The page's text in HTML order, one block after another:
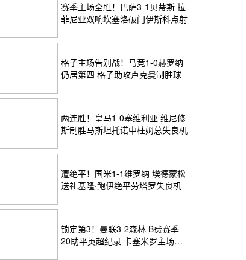
赛季主场全胜！巴萨3-1贝蒂斯 拉
菲尼亚双响坎塞洛破门伊斯科点射
格子主场告别战！马竞1-0赫罗纳
仍居第四 格子助攻卢克曼制胜球
两连胜！皇马1-0塞维利亚 维尼修
斯制胜马斯坦托诺中柱姆总失良机
遭绝平！国米1-1维罗纳 埃德蒙松
送礼基隆·鲍伊绝平劳塔罗失良机
锁定第3！曼联3-2森林 B费赛季
20助平英超纪录 卡塞米罗主场告